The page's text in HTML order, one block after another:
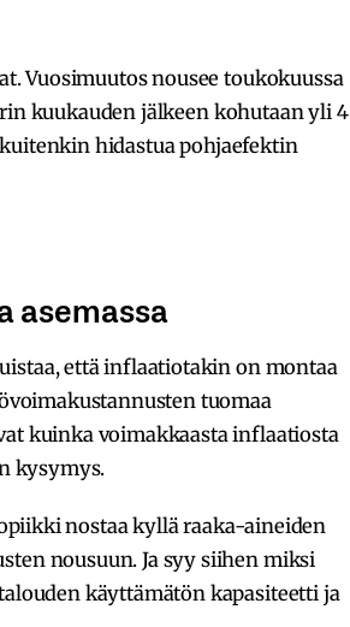
Vuosimuutos nousee toukokuussa
kuukauden jälkeen kohutaan yli 4
hidastua pohjaefektin
asemassa
että inflaatiotakin on montaa
tuomaa
kuinka voimakkaasta inflaatiosta
kysymys.
nostaa kyllä raaka-aineiden
nousuun. Ja syy siihen miksi
käyttämätön kapasiteetti ja